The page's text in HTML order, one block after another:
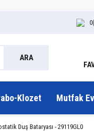
ARA
Klozet Mutfak
Duş Bataryası - 29119GL0